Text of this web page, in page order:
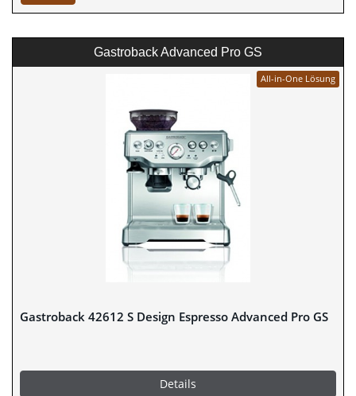
Gastroback Advanced Pro GS
All-in-One Lösung
Gastroback 42612 S Design Espresso Advanced Pro GS
Details